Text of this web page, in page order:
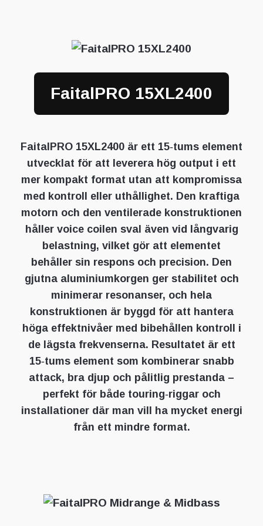
FaitalPRO 15XL2400
FaitalPRO 15XL2400 är ett 15‑tums element
utvecklat för att leverera hög output i ett
mer kompakt format utan att kompromissa
med kontroll eller uthållighet. Den kraftiga
motorn och den ventilerade konstruktionen
håller voice coilen sval även vid långvarig
belastning, vilket gör att elementet
behåller sin respons och precision. Den
gjutna aluminiumkorgen ger stabilitet och
minimerar resonanser, och hela
konstruktionen är byggd för att hantera
höga effektnivåer med bibehållen kontroll i
de lägsta frekvenserna. Resultatet är ett
15‑tums element som kombinerar snabb
attack, bra djup och pålitlig prestanda –
perfekt för både touring‑riggar och
installationer där man vill ha mycket energi
från ett mindre format.